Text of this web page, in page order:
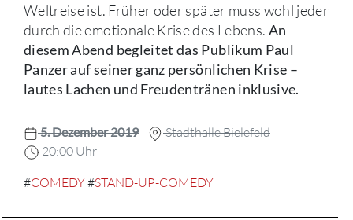
Weltreise ist. Früher oder später muss wohl jeder
durch die emotionale Krise des Lebens. An
diesem Abend begleitet das Publikum Paul
Panzer auf seiner ganz persönlichen Krise –
lautes Lachen und Freudentränen inklusive.
5. Dezember 2019
Stadthalle Bielefeld
20:00 Uhr
#COMEDY#STAND-UP-COMEDY